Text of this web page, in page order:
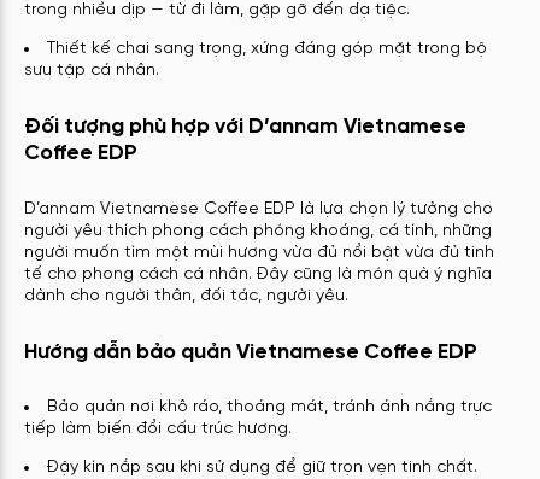
trong nhiều dịp — từ đi làm, gặp gỡ đến dạ tiệc.
Thiết kế chai sang trọng, xứng đáng góp mặt trong bộ
sưu tập cá nhân.
Đối tượng phù hợp với D’annam Vietnamese
Coffee EDP
D’annam Vietnamese Coffee EDP là lựa chọn lý tưởng cho
người yêu thích phong cách phóng khoáng, cá tính, những
người muốn tìm một mùi hương vừa đủ nổi bật vừa đủ tinh
tế cho phong cách cá nhân. Đây cũng là món quà ý nghĩa
dành cho người thân, đối tác, người yêu.
Hướng dẫn bảo quản Vietnamese Coffee EDP
Bảo quản nơi khô ráo, thoáng mát, tránh ánh nắng trực
tiếp làm biến đổi cấu trúc hương.
Đậy kín nắp sau khi sử dụng để giữ trọn vẹn tinh chất.